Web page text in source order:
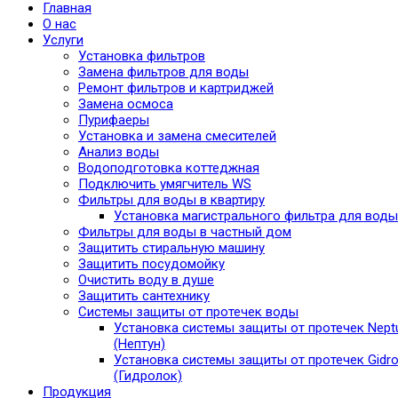
Главная
О нас
Услуги
Установка фильтров
Замена фильтров для воды
Ремонт фильтров и картриджей
Замена осмоса
Пурифаеры
Установка и замена смесителей
Анализ воды
Водоподготовка коттеджная
Подключить умягчитель WS
Фильтры для воды в квартиру
Установка магистрального фильтра для воды
Фильтры для воды в частный дом
Защитить стиральную машину
Защитить посудомойку
Очистить воду в душе
Защитить сантехнику
Системы защиты от протечек воды
Установка системы защиты от протечек
(Нептун)
Установка системы защиты от протечек
(Гидролок)
Продукция